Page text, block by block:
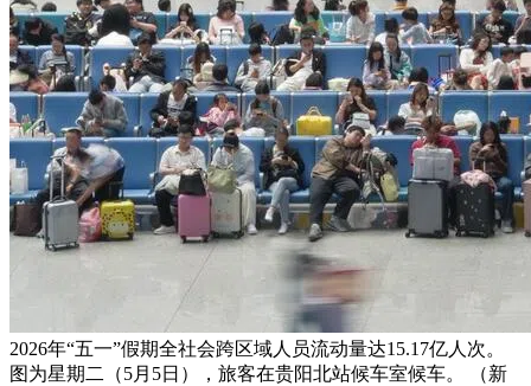
2026年“五一”假期全社会跨区域人员流动量达15.17亿人次。
图为星期二（5月5日），旅客在贵阳北站候车室候车。 （新